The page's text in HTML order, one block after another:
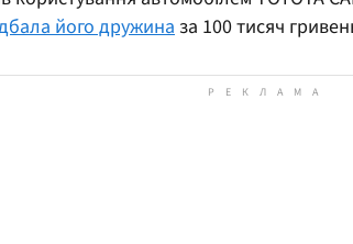
його дружина за 100 тисяч